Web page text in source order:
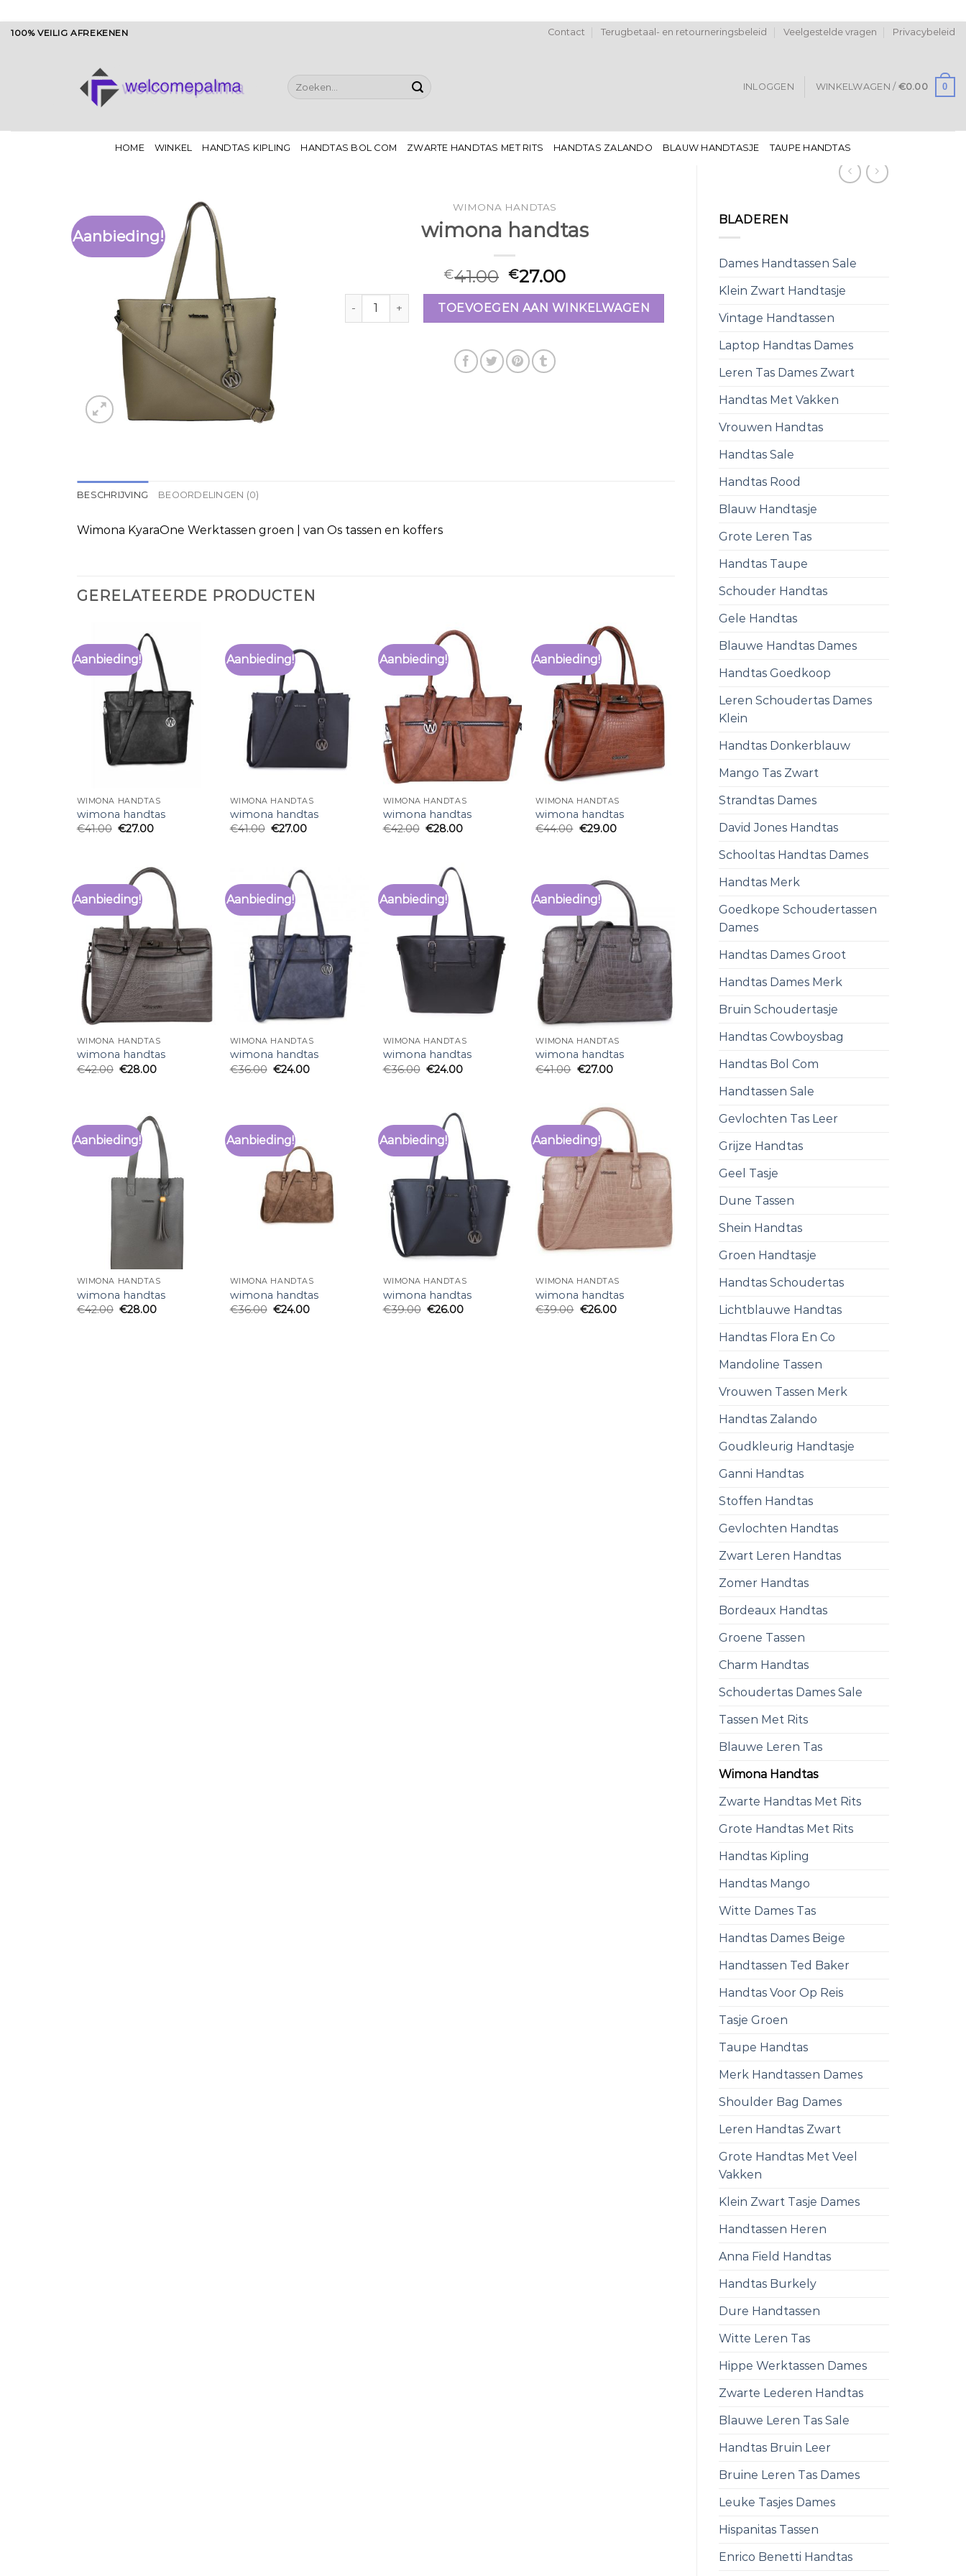
Ga100% VEILIG AFREKENEN Contact Terugbetaal- en retourneringsbeleid Veelgestelde vragen Privacybeleid
Zoeken
naar:
INLOGGEN WINKELWAGEN / €0.00 0
HOME WINKEL HANDTAS KIPLING HANDTAS BOL COM ZWARTE HANDTAS MET RITS HANDTAS ZALANDO BLAUW HANDTASJE TAUPE HANDTAS
BLADEREN
Dames Handtassen Sale
Klein Zwart Handtasje
Vintage Handtassen
Laptop Handtas Dames
Leren Tas Dames Zwart
Handtas Met Vakken
Vrouwen Handtas
Handtas Sale
Handtas Rood
Blauw Handtasje
Grote Leren Tas
Handtas Taupe
Schouder Handtas
Gele Handtas
Blauwe Handtas Dames
Handtas Goedkoop
Leren Schoudertas Dames
Klein
Handtas Donkerblauw
Mango Tas Zwart
Strandtas Dames
David Jones Handtas
Schooltas Handtas Dames
Handtas Merk
Goedkope Schoudertassen
Dames
Handtas Dames Groot
Handtas Dames Merk
Bruin Schoudertasje
Handtas Cowboysbag
Handtas Bol Com
Handtassen Sale
Gevlochten Tas Leer
Grijze Handtas
Geel Tasje
Dune Tassen
Shein Handtas
Groen Handtasje
Handtas Schoudertas
Lichtblauwe Handtas
Handtas Flora En Co
Mandoline Tassen
Vrouwen Tassen Merk
Handtas Zalando
Goudkleurig Handtasje
Ganni Handtas
Stoffen Handtas
Gevlochten Handtas
Zwart Leren Handtas
Zomer Handtas
Bordeaux Handtas
Groene Tassen
Charm Handtas
Schoudertas Dames Sale
Tassen Met Rits
Blauwe Leren Tas
Wimona Handtas
Zwarte Handtas Met Rits
Grote Handtas Met Rits
Handtas Kipling
Handtas Mango
Witte Dames Tas
Handtas Dames Beige
Handtassen Ted Baker
Handtas Voor Op Reis
Tasje Groen
Taupe Handtas
Merk Handtassen Dames
Shoulder Bag Dames
Leren Handtas Zwart
Grote Handtas Met Veel
Vakken
Klein Zwart Tasje Dames
Handtassen Heren
Anna Field Handtas
Handtas Burkely
Dure Handtassen
Witte Leren Tas
Hippe Werktassen Dames
Zwarte Lederen Handtas
Blauwe Leren Tas Sale
Handtas Bruin Leer
Bruine Leren Tas Dames
Leuke Tasjes Dames
Hispanitas Tassen
Enrico Benetti Handtas
Aanbieding!
WIMONA HANDTAS
wimona handtas
€41.00 €27.00
wimona handtas aantalTOEVOEGEN AAN WINKELWAGEN
BESCHRIJVING BEOORDELINGEN (0)
Wimona KyaraOne Werktassen groen | van Os tassen en koffers
GERELATEERDE PRODUCTEN
Aanbieding!
WIMONA HANDTAS
wimona handtas
€41.00 €27.00
Aanbieding!
WIMONA HANDTAS
wimona handtas
€41.00 €27.00
Aanbieding!
WIMONA HANDTAS
wimona handtas
€42.00 €28.00
Aanbieding!
WIMONA HANDTAS
wimona handtas
€44.00 €29.00
Aanbieding!
WIMONA HANDTAS
wimona handtas
€42.00 €28.00
Aanbieding!
WIMONA HANDTAS
wimona handtas
€36.00 €24.00
Aanbieding!
WIMONA HANDTAS
wimona handtas
€36.00 €24.00
Aanbieding!
WIMONA HANDTAS
wimona handtas
€41.00 €27.00
Aanbieding!
WIMONA HANDTAS
wimona handtas
€42.00 €28.00
Aanbieding!
WIMONA HANDTAS
wimona handtas
€36.00 €24.00
Aanbieding!
WIMONA HANDTAS
wimona handtas
€39.00 €26.00
Aanbieding!
WIMONA HANDTAS
wimona handtas
€39.00 €26.00